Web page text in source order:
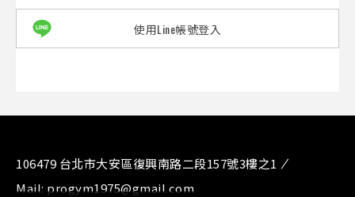
使用Line帳號登入
106479 台北市大安區復興南路二段157號3樓之1
Mail: progym1975@gmail.com